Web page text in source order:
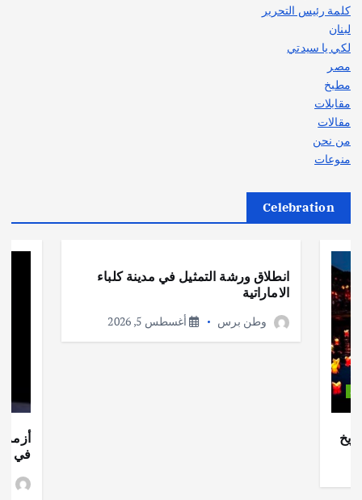
كلمة رئيس التحرير
لبنان
لكي يا سيدتي
مصر
مطبخ
مقابلات
مقالات
من نحن
منوعات
Celebration
انطلاق ورشة التمثيل في مدينة كلباء
الاماراتية
وطن برس أغسطس 5, 2026
أزمة
في